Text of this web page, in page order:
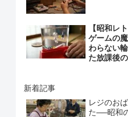
【昭和レ
ゲームの
わらない
た放課後
新着記事
レジのお
た──昭和